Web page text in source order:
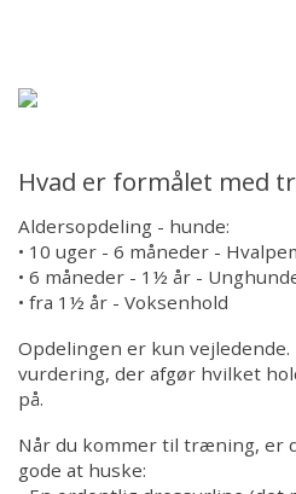
Om kredsen
Resultater
Galleri
KONTAKTER
Aktivitets kalender
Hjem
Hvad er formålet med
Aldersopdeling - hunde:
• 10 uger - 6 måneder -
• 6 måneder - 1½ år -
• fra 1½ år - Voksenhold
Opdelingen er kun
vurdering, der afgør hvilket
på.
Når du kommer til træning, er
gode at huske: